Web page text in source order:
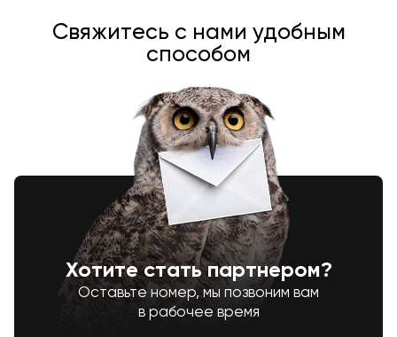
Свяжитесь с нами удобным
способом
Хотите стать партнером?
Оставьте номер, мы позвоним вам
в рабочее время